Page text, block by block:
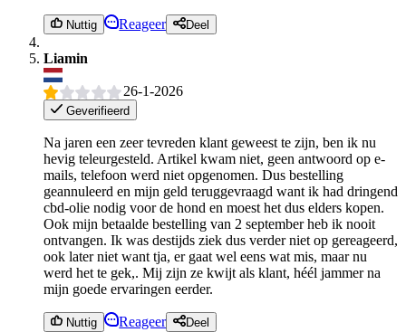
Nuttig Reageer Deel
Liamin
26-1-2026
Geverifieerd
Na jaren een zeer tevreden klant geweest te zijn, ben ik nu
hevig teleurgesteld. Artikel kwam niet, geen antwoord op e-
mails, telefoon werd niet opgenomen. Dus bestelling
geannuleerd en mijn geld teruggevraagd want ik had dringend
cbd-olie nodig voor de hond en moest het dus elders kopen.
Ook mijn betaalde bestelling van 2 september heb ik nooit
ontvangen. Ik was destijds ziek dus verder niet op gereageerd,
ook later niet want tja, er gaat wel eens wat mis, maar nu
werd het te gek,. Mij zijn ze kwijt als klant, héél jammer na
mijn goede ervaringen eerder.
Nuttig Reageer Deel